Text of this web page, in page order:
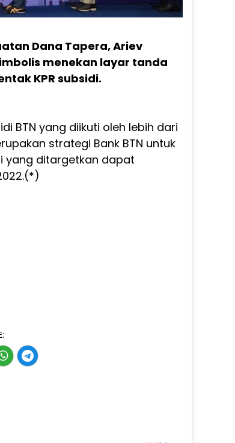
Dana Tapera, Ariev
menekan layar tanda
KPR subsidi.
BTN yang diikuti oleh lebih dari
strategi Bank BTN untuk
yang ditargetkan dapat